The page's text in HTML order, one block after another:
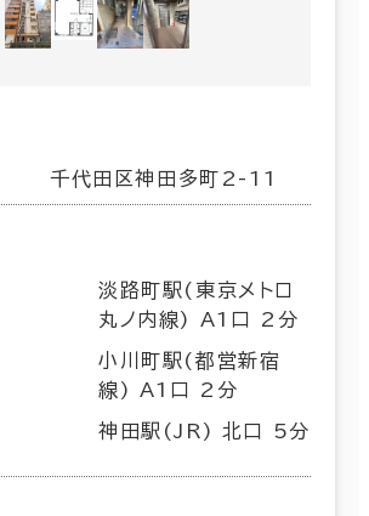
千代田区神田多町2-11
淡路町駅(東京メトロ
丸ノ内線) A1口 2分
小川町駅(都営新宿
線) A1口 2分
神田駅(JR) 北口 5分